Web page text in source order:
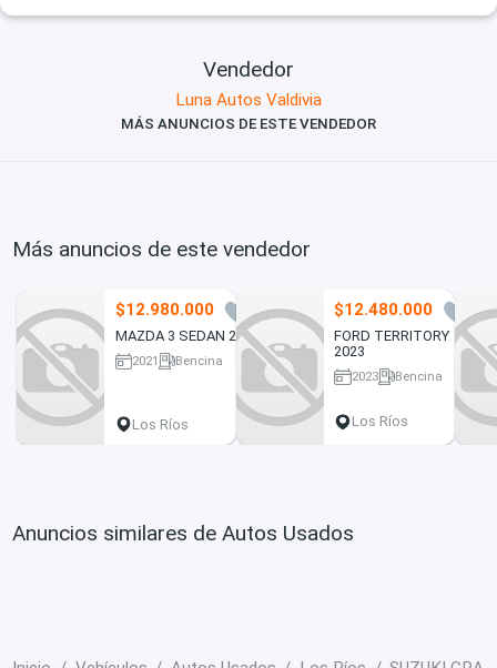
Vendedor
Luna Autos Valdivia
MÁS ANUNCIOS DE ESTE VENDEDOR
Más anuncios de este vendedor
$12.980.000
1
MAZDA 3 SEDAN 2021
2021
Bencina
Los Ríos
$12.480.000
0
FORD TERRITORY
2023
2023
Bencina
Los Ríos
Anuncios similares de Autos Usados